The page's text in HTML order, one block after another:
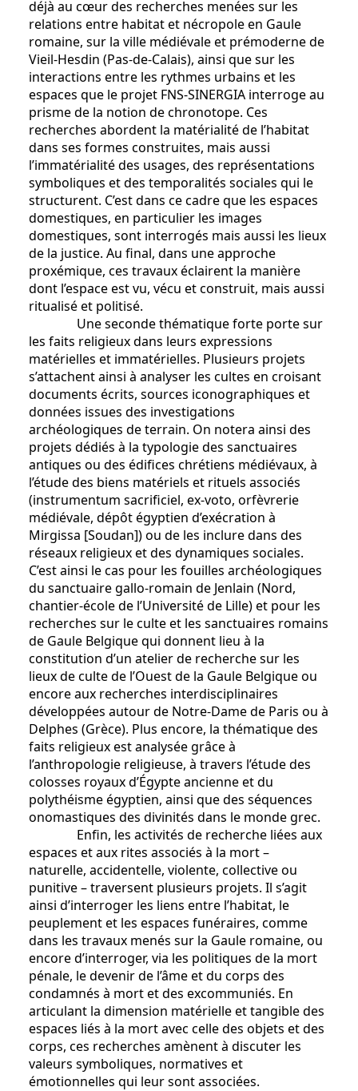
déjà au cœur des recherches menées sur les
relations entre habitat et nécropole en Gaule
romaine, sur la ville médiévale et prémoderne de
Vieil-Hesdin (Pas-de-Calais), ainsi que sur les
interactions entre les rythmes urbains et les
espaces que le projet FNS-SINERGIA interroge au
prisme de la notion de chronotope. Ces
recherches abordent la matérialité de l’habitat
dans ses formes construites, mais aussi
l’immatérialité des usages, des représentations
symboliques et des temporalités sociales qui le
structurent. C’est dans ce cadre que les espaces
domestiques, en particulier les images
domestiques, sont interrogés mais aussi les lieux
de la justice. Au final, dans une approche
proxémique, ces travaux éclairent la manière
dont l’espace est vu, vécu et construit, mais aussi
ritualisé et politisé.
Une seconde thématique forte porte sur
les faits religieux dans leurs expressions
matérielles et immatérielles. Plusieurs projets
s’attachent ainsi à analyser les cultes en croisant
documents écrits, sources iconographiques et
données issues des investigations
archéologiques de terrain. On notera ainsi des
projets dédiés à la typologie des sanctuaires
antiques ou des édifices chrétiens médiévaux, à
l’étude des biens matériels et rituels associés
(instrumentum sacrificiel, ex-voto, orfèvrerie
médiévale, dépôt égyptien d’exécration à
Mirgissa [Soudan]) ou de les inclure dans des
réseaux religieux et des dynamiques sociales.
C’est ainsi le cas pour les fouilles archéologiques
du sanctuaire gallo-romain de Jenlain (Nord,
chantier-école de l’Université de Lille) et pour les
recherches sur le culte et les sanctuaires romains
de Gaule Belgique qui donnent lieu à la
constitution d’un atelier de recherche sur les
lieux de culte de l’Ouest de la Gaule Belgique ou
encore aux recherches interdisciplinaires
développées autour de Notre-Dame de Paris ou à
Delphes (Grèce). Plus encore, la thématique des
faits religieux est analysée grâce à
l’anthropologie religieuse, à travers l’étude des
colosses royaux d’Égypte ancienne et du
polythéisme égyptien, ainsi que des séquences
onomastiques des divinités dans le monde grec.
Enfin, les activités de recherche liées aux
espaces et aux rites associés à la mort –
naturelle, accidentelle, violente, collective ou
punitive – traversent plusieurs projets. Il s’agit
ainsi d’interroger les liens entre l’habitat, le
peuplement et les espaces funéraires, comme
dans les travaux menés sur la Gaule romaine, ou
encore d’interroger, via les politiques de la mort
pénale, le devenir de l’âme et du corps des
condamnés à mort et des excommuniés. En
articulant la dimension matérielle et tangible des
espaces liés à la mort avec celle des objets et des
corps, ces recherches amènent à discuter les
valeurs symboliques, normatives et
émotionnelles qui leur sont associées.